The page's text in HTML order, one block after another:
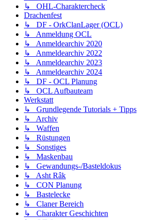
↳ OHL-Charaktercheck
Drachenfest
↳ DF - OrkClanLager (OCL)
↳ Anmeldung OCL
↳ Anmeldearchiv 2020
↳ Anmeldearchiv 2022
↳ Anmeldearchiv 2023
↳ Anmeldearchiv 2024
↳ DF - OCL Planung
↳ OCL Aufbauteam
Werkstatt
↳ Grundlegende Tutorials + Tipps
↳ Archiv
↳ Waffen
↳ Rüstungen
↳ Sonstiges
↳ Maskenbau
↳ Gewandungs-/Basteldokus
↳ Asht Râk
↳ CON Planung
↳ Bastelecke
↳ Claner Bereich
↳ Charakter Geschichten